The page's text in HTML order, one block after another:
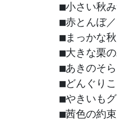
■小さい秋
■赤とんぼ
■まっかな
■大きな栗
■あきのそら
■どんぐり
■やきいも
■茜色の約